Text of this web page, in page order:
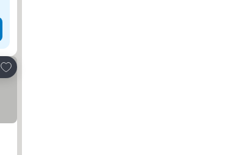
Lägg till i Mina Favoriter